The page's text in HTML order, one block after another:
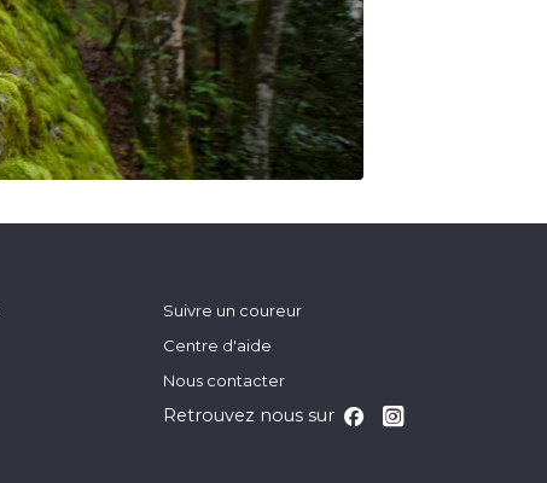
Suivre un coureur
Centre d'aide
Nous contacter
Retrouvez nous sur